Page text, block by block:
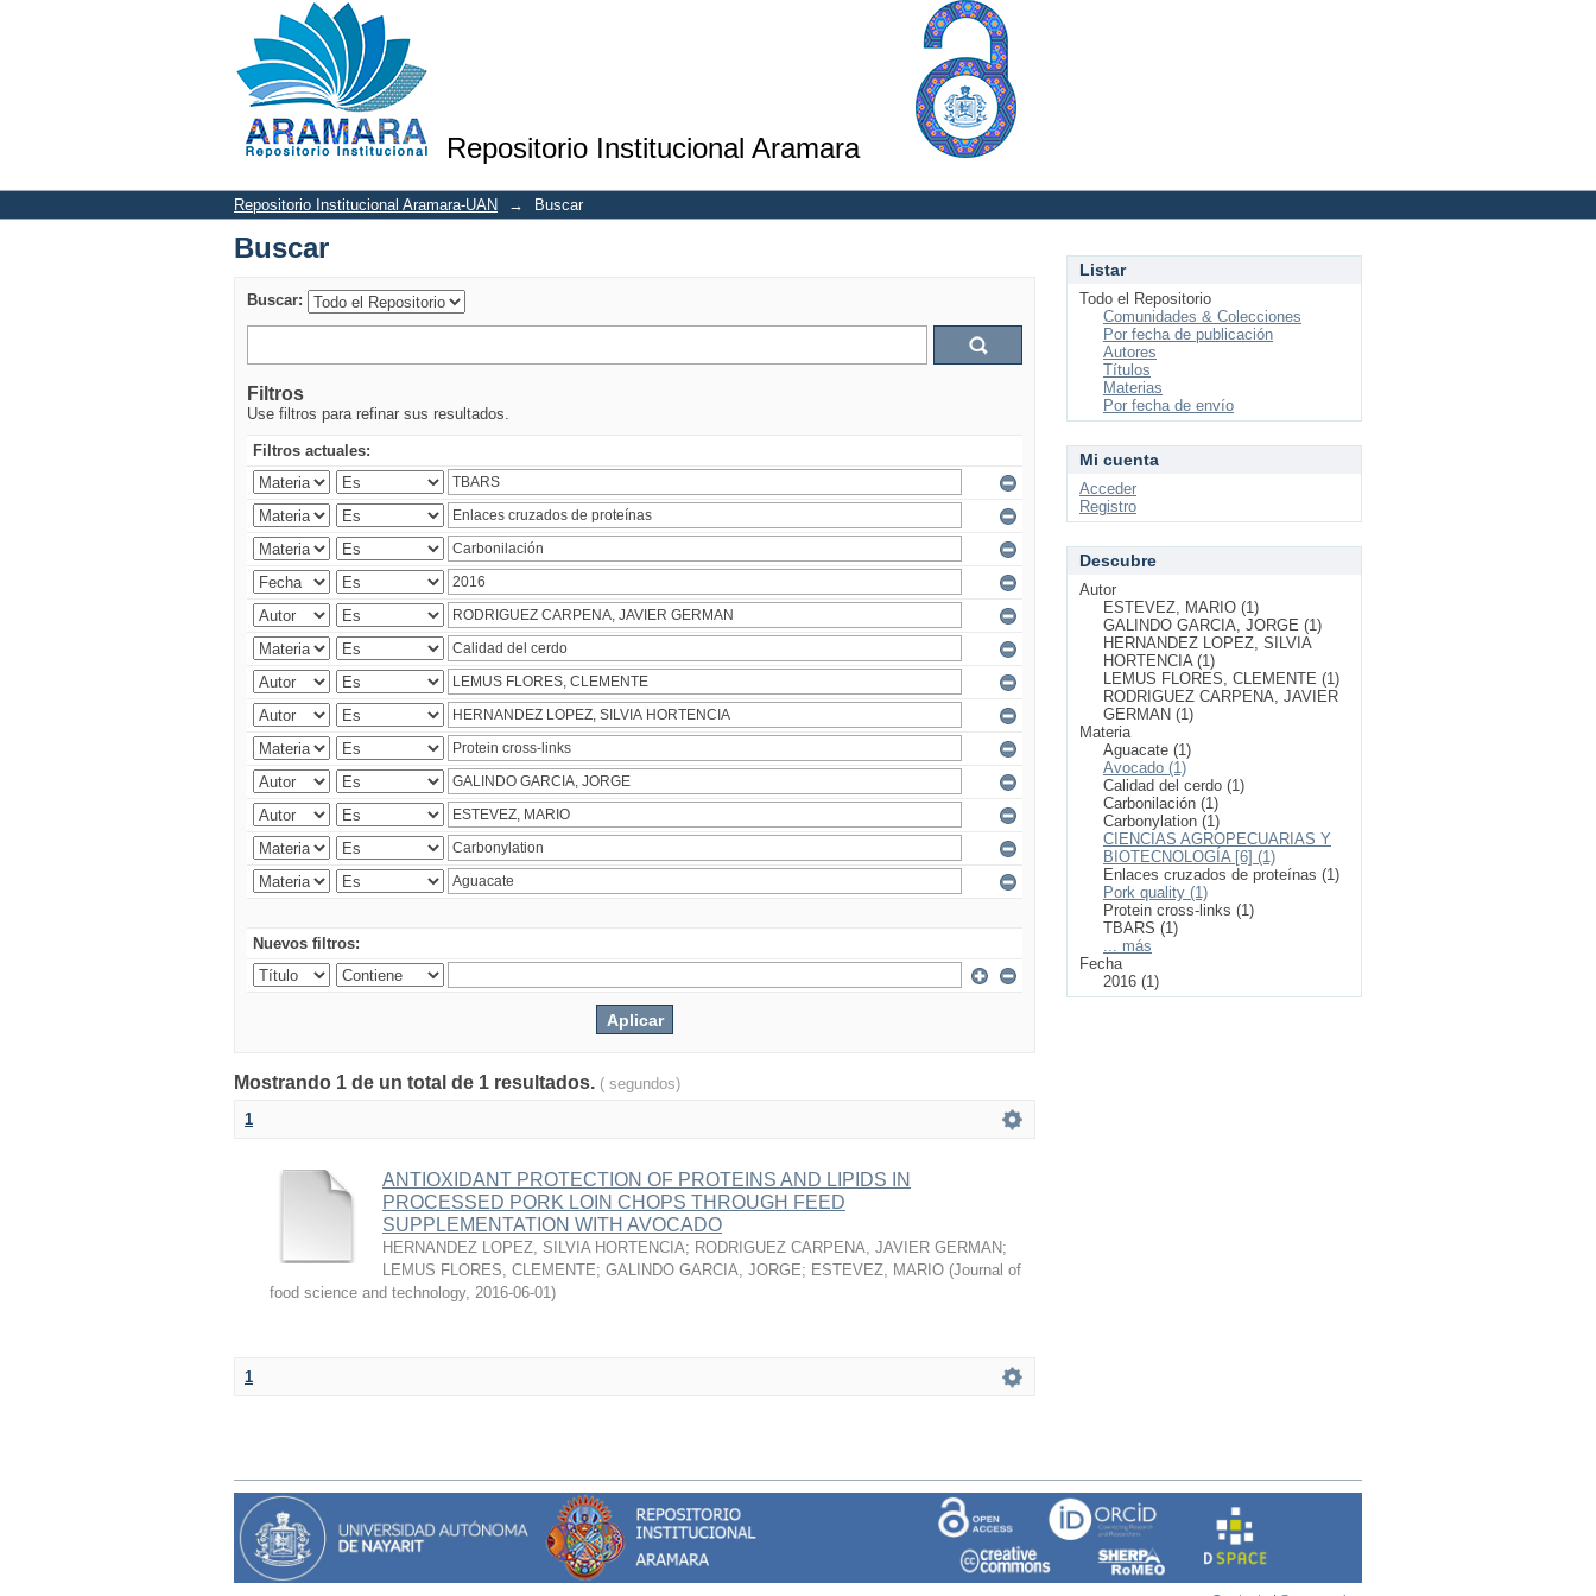
Repositorio Institucional Aramara
Buscar
Repositorio Institucional Aramara-UAN → Buscar
Buscar
Buscar:
Filtros
Use filtros para refinar sus resultados.
Filtros actuales:
Nuevos filtros:
Mostrando 1 de un total de 1 resultados. ( segundos)
1
ANTIOXIDANT PROTECTION OF PROTEINS AND LIPIDS IN
PROCESSED PORK LOIN CHOPS THROUGH FEED
SUPPLEMENTATION WITH AVOCADO
HERNANDEZ LOPEZ, SILVIA HORTENCIA; RODRIGUEZ CARPENA, JAVIER GERMAN;
LEMUS FLORES, CLEMENTE; GALINDO GARCIA, JORGE; ESTEVEZ, MARIO (Journal of
food science and technology, 2016-06-01)
1
Listar
Todo el Repositorio
Comunidades & Colecciones
Por fecha de publicación
Autores
Títulos
Materias
Por fecha de envío
Mi cuenta
Acceder
Registro
Descubre
Autor
ESTEVEZ, MARIO (1)
GALINDO GARCIA, JORGE (1)
HERNANDEZ LOPEZ, SILVIA
HORTENCIA (1)
LEMUS FLORES, CLEMENTE (1)
RODRIGUEZ CARPENA, JAVIER
GERMAN (1)
Materia
Aguacate (1)
Avocado (1)
Calidad del cerdo (1)
Carbonilación (1)
Carbonylation (1)
CIENCIAS AGROPECUARIAS Y
BIOTECNOLOGÍA [6] (1)
Enlaces cruzados de proteínas (1)
Pork quality (1)
Protein cross-links (1)
TBARS (1)
... más
Fecha
2016 (1)